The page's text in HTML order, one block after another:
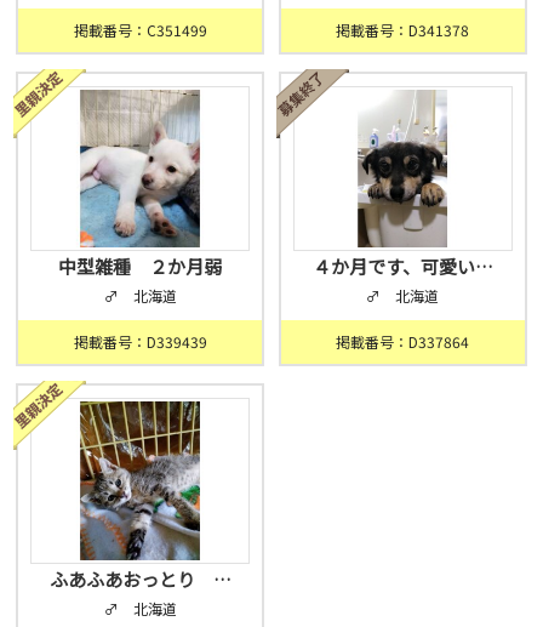
掲載番号：C351499 掲載番号：D341378
中型雑種 ２か月弱
♂ 北海道
掲載番号：D339439
４か月です、可愛い…
♂ 北海道
掲載番号：D337864
ふあふあおっとり …
♂ 北海道